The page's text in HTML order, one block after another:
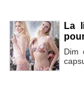
La
Dim